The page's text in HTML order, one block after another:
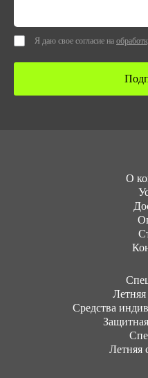
Я даю свое согласие на
О
Летняя
Средства
Летняя